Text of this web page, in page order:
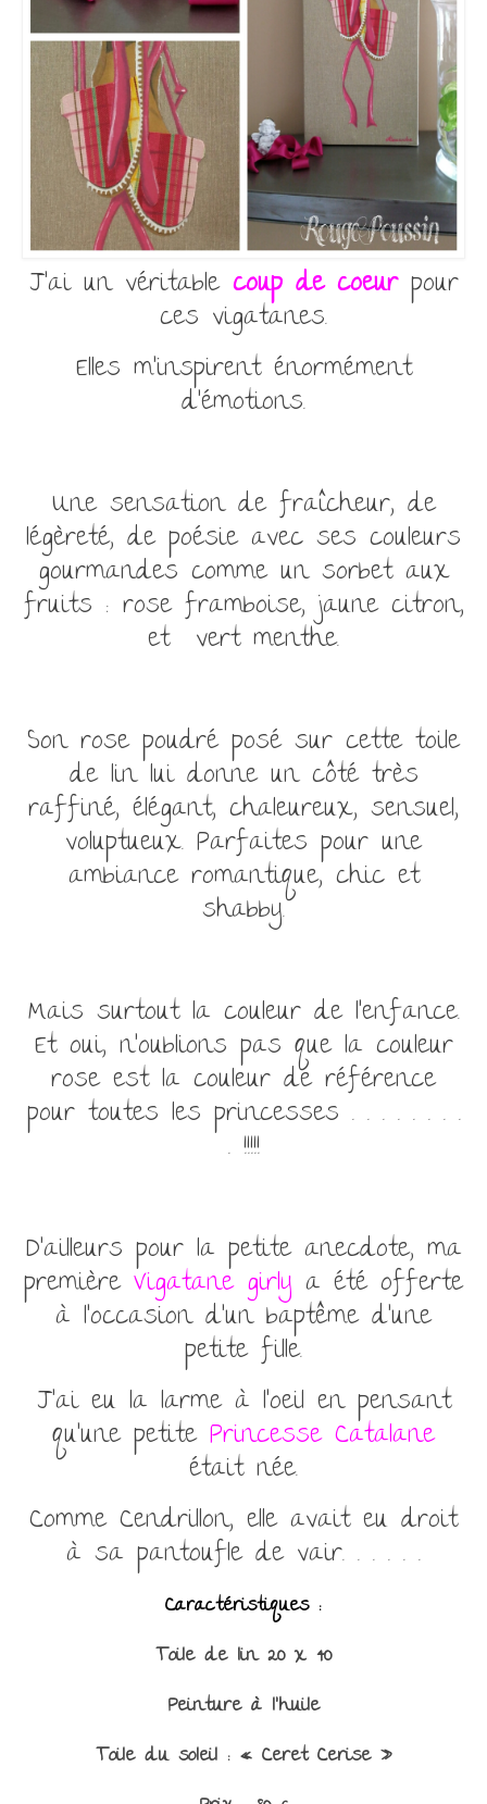
J’ai un véritablecoup de coeur pour
ces vigatanes.
Elles m’inspirent énormément
d’émotions.
Une sensation de fraîcheur, de
légèreté, de poésie avec ses couleurs
gourmandes comme un sorbet aux
fruits : rose framboise, jaune citron,
et vert menthe.
Son rose poudré posé sur cette toile
de lin lui donne un côté très
raffiné, élégant, chaleureux, sensuel,
voluptueux. Parfaites pour une
ambiance romantique, chic et
shabby.
Mais surtout la couleur de l’enfance.
Et oui, n’oublions pas que la couleur
rose est la couleur de référence
pour toutes les princesses . . . . . . . .
. !!!!!
D’ailleurs pour la petite anecdote, ma
première Vigatane girly a été offerte
à l’occasion d’un baptême d’une
petite fille.
J’ai eu la larme à l’oeil en pensant
qu’une petite Princesse Catalane
était née.
Comme Cendrillon, elle avait eu droit
à sa pantoufle de vair. . . . . .
Caractéristiques :
Toile de lin 20 x 40
Peinture à l’huile
Toile du soleil : « Ceret Cerise »